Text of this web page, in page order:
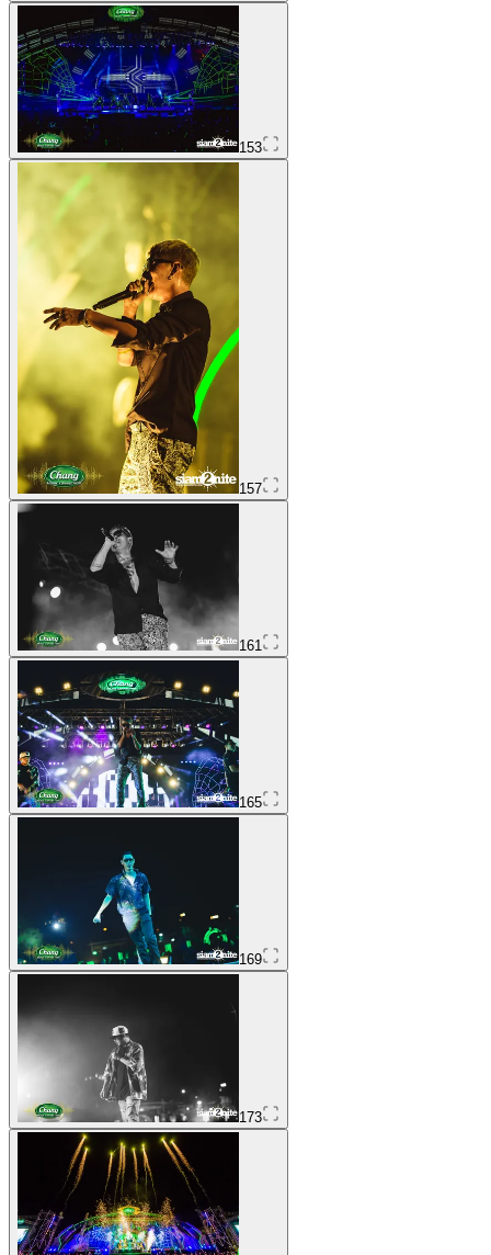
153
157
161
165
169
173